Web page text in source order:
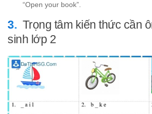
“Open your book”.
Trọng tâm kiến thức cần
sinh lớp 2